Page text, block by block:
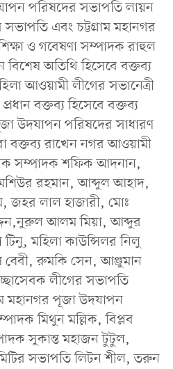
পরিষদের সভাপতি লায়ন
সভাপতি এবং চট্টগ্রাম মহানগর
ও গবেষণা সম্পাদক রাহুল
বিশেষ অতিথি হিসেবে বক্তব্য
আওয়ামী লীগের সভানেত্রী
বক্তব্য হিসেবে বক্তব্য
উদযাপন পরিষদের সাধারণ
বক্তব্য রাখেন নগর আওয়ামী
সম্পাদক শফিক আদনান,
রহমান, আব্দুল আহাদ,
জহর লাল হাজারী, মোঃ
আলম মিয়া, আব্দুর
মহিলা কাউন্সিলর নিলু
রুমকি সেন, আঞ্জুমান
লীগের সভাপতি
মহানগর পূজা উদযাপন
মিথুন মল্লিক, বিপ্লব
সুকান্ত মহাজন টুটুল,
সভাপতি লিটন শীল, তরুন